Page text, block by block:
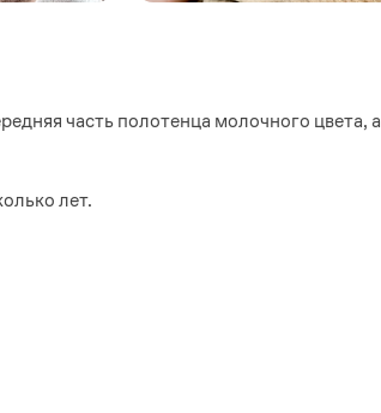
часть полотенца молочного цвета, а
лет.